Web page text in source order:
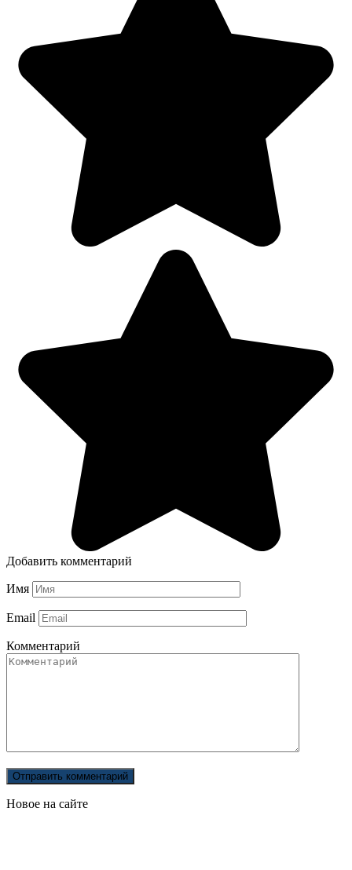
Добавить комментарий
Имя
Email
Комментарий
Новое на сайте